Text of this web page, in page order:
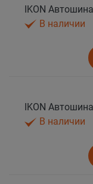
В наличии
В наличии